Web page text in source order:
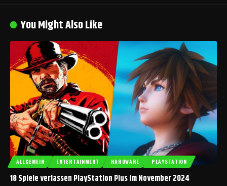
You Might Also Like
ALLGEMEIN ENTERTAINMENT HARDWARE PLAYSTATION
18 Spiele verlassen PlayStation Plus im November 2024